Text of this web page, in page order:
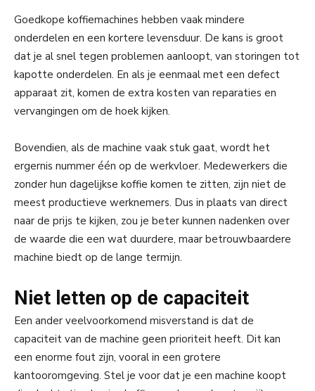
Goedkope koffiemachines hebben vaak mindere
onderdelen en een kortere levensduur. De kans is groot
dat je al snel tegen problemen aanloopt, van storingen tot
kapotte onderdelen. En als je eenmaal met een defect
apparaat zit, komen de extra kosten van reparaties en
vervangingen om de hoek kijken.
Bovendien, als de machine vaak stuk gaat, wordt het
ergernis nummer één op de werkvloer. Medewerkers die
zonder hun dagelijkse koffie komen te zitten, zijn niet de
meest productieve werknemers. Dus in plaats van direct
naar de prijs te kijken, zou je beter kunnen nadenken over
de waarde die een wat duurdere, maar betrouwbaardere
machine biedt op de lange termijn.
Niet letten op de capaciteit
Een ander veelvoorkomend misverstand is dat de
capaciteit van de machine geen prioriteit heeft. Dit kan
een enorme fout zijn, vooral in een grotere
kantooromgeving. Stel je voor dat je een machine koopt